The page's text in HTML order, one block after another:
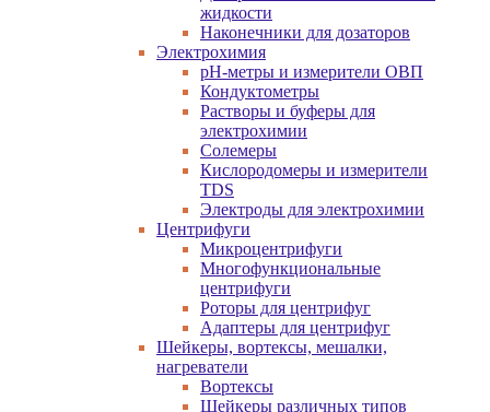
жидкости
Наконечники для дозаторов
Электрохимия
pH-метры и измерители ОВП
Кондуктометры
Растворы и буферы для
электрохимии
Солемеры
Кислородомеры и измерители
TDS
Электроды для электрохимии
Центрифуги
Микроцентрифуги
Многофункциональные
центрифуги
Роторы для центрифуг
Адаптеры для центрифуг
Шейкеры, вортексы, мешалки,
нагреватели
Вортексы
Шейкеры различных типов